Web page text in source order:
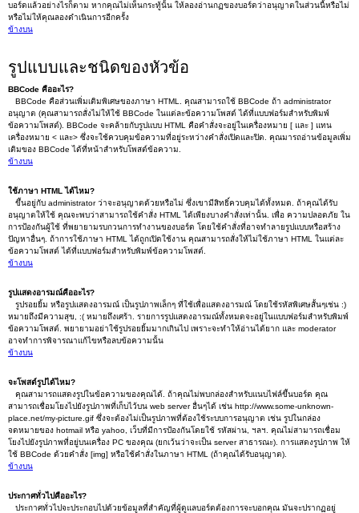
บอร์ดแล้วอย่างไรก็ตาม หากคุณไม่เห็นกระทู้นั้น ให้ลองอ่านกฏของบอร์ดว่าอนุญาตในส่วนนี้หรือไม่
หรือไม่ให้คุณลองดำเนินการอีกครั้ง
ข้างบน
รูปแบบและชนิดของหัวข้อ
BBCode คืออะไร?
BBCode คือส่วนเพิ่มเติมพิเศษของภาษา HTML. คุณสามารถใช้ BBCode ถ้า administrator
อนุญาต (คุณสามารถสั่งไม่ให้ใช้ BBCode ในแต่ละข้อความโพสต์ ได้ที่แบบฟอร์มสำหรับพิมพ์
ข้อความโพสต์). BBCode จะคล้ายกับรูปแบบ HTML คือคำสั่งจะอยู่ในเครื่องหมาย [ และ ] แทน
เครื่องหมาย < และ> ซึ่งจะใช้ควบคุมข้อความที่อยู่ระหว่างคำสั่งเปิดและปิด. คุณมารถอ่านข้อมูลเพิ่ม
เติมของ BBCode ได้ที่หน้าสำหรับโพสต์ข้อความ.
ข้างบน
ใช้ภาษา HTML ได้ไหม?
ขึ้นอยู่กับ administrator ว่าจะอนุญาตด้วยหรือไม่ ซึ่งเขามีสิทธิ์ควบคุมได้ทั้งหมด. ถ้าคุณได้รับ
อนุญาตให้ใช้ คุณจะพบว่าสามารถใช้คำสั่ง HTML ได้เพียงบางคำสั่งเท่านั้น. เพื่อ ความปลอดภัย ใน
การป้องกันผู้ใช้ ที่พยายามรบกวนการทำงานของบอร์ด โดยใช้คำสั่งที่อาจทำลายรูปแบบหรือสร้าง
ปัญหาอื่นๆ. ถ้าการใช้ภาษา HTML ได้ถูกเปิดใช้งาน คุณสามารถสั่งให้ไม่ใช้ภาษา HTML ในแต่ละ
ข้อความโพสต์ ได้ที่แบบฟอร์มสำหรับพิมพ์ข้อความโพสต์.
ข้างบน
รูปแสดงอารมณ์คืออะไร?
รูปรอยยิ้ม หรือรูปแสดงอารมณ์ เป็นรูปภาพเล็กๆ ที่ใช้เพื่อแสดงอารมณ์ โดยใช้รหัสพิเศษสั้นๆเช่น :)
หมายถึงมีความสุข, :( หมายถึงเศร้า. รายการรูปแสดงอารมณ์ทั้งหมดจะอยู่ในแบบฟอร์มสำหรับพิมพ์
ข้อความโพสต์. พยายามอย่าใช้รูปรอยยิ้มมากเกินไป เพราะจะทำให้อ่านได้ยาก และ moderator
อาจทำการพิจารณาแก้ไขหรือลบข้อความนั้น
ข้างบน
จะโพสต์รูปได้ไหม?
คุณสามารถแสดงรูปในข้อความของคุณได้. ถ้าคุณไม่พบกล่องสำหรับแนบไฟล์ขึ้นบอร์ด คุณ
สามารถเชื่อมโยงไปยังรูปภาพที่เก็บไว้บน web server อื่นๆได้ เช่น http://www.some-unknown-
place.net/my-picture.gif ซึ่งจะต้องไม่เป็นรูปภาพที่ต้องใช้ระบบการอนุญาต เช่น รูปในกล่อง
จดหมายของ hotmail หรือ yahoo, เว็บที่มีการป้องกันโดยใช้ รหัสผ่าน, ฯลฯ. คุณไม่สามารถเชื่อม
โยงไปยังรูปภาพที่อยู่บนเครื่อง PC ของคุณ (ยกเว้นว่าจะเป็น server สาธารณะ). การแสดงรูปภาพ ให้
ใช้ BBCode ด้วยคำสั่ง [img] หรือใช้คำสั่งในภาษา HTML (ถ้าคุณได้รับอนุญาต).
ข้างบน
ประกาศทั่วไปคืออะไร?
ประกาศทั่วไปจะประกอบไปด้วยข้อมูลที่สำคัญที่ผู้ดูแลบอร์ดต้องการจะบอกคุณ มันจะปรากฏอยู่